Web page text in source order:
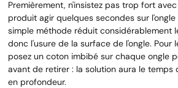
Premièrement, n'insistez pas trop fort
produit agir quelques secondes sur
simple méthode réduit considérablement
donc l'usure de la surface de l'ongle. Pour
posez un coton imbibé sur chaque ongle
avant de retirer : la solution aura le temps
en profondeur.